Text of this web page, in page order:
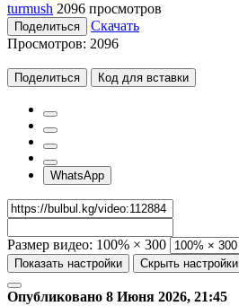
turmush 2096 просмотров
Поделиться
Скачать
Просмотров: 2096
Поделиться Код для вставки
WhatsApp
Размер видео: 100% × 300
Показать настройки Скрыть настройки
Опубликовано 8 Июня 2026, 21:45